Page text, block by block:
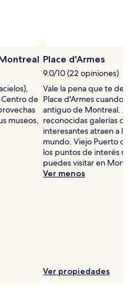
Centro de
museos,
Place d'Armes
9.0/10 (22 opiniones)
Vale la pena que te
Place d'Armes cuando
antiguo de Montreal.
reconocidas galerías
interesantes atraen a
mundo. Viejo Puerto
los puntos de interés
puedes visitar en
Ver menos
Ver propiedades